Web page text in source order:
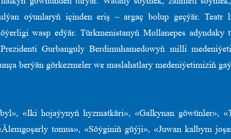
oýunlaryň içinden eriş – argaç bolup geçýär. Teatr
wasp edýär. Türkmenistanyň Mollanepes adyndaky
Gurbanguly Berdimuhamedowyň milli
berýän görkezmeler we maslahatlary medeniýetimiziň
«Iki hojaýynyň hyzmatkäri», «Galkynan göwünler»,
tomus», «Söýginiň güýji», «Juwan kalbym